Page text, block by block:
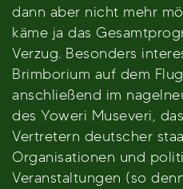
dann aber nicht mehr
käme ja das
Verzug. Besonders
Brimborium auf dem
anschließend im
des Yoweri Museveri,
Vertretern deutscher
Organisationen und
Veranstaltungen (so